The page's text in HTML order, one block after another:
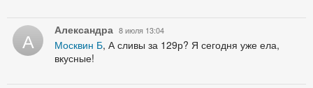
А Александра 8 июля 13:04
Москвин Б, А сливы за 129р? Я сегодня уже ела,
вкусные!